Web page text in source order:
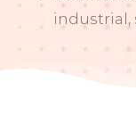
industrial,